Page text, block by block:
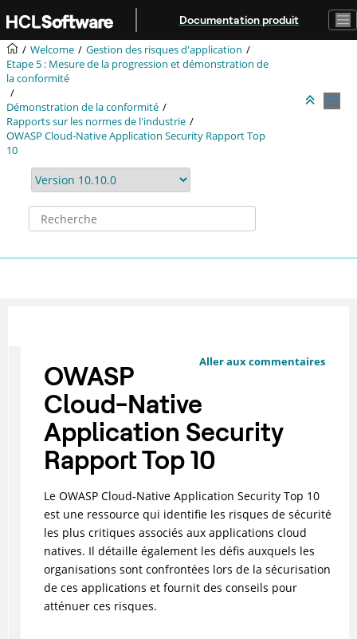
Aller au contenu principal
Documentation produit
Welcome
Gestion des risques d'application
Etape 5 : Mesure de la progression et démonstration de
la conformité
Démonstration de la conformité
Rapports sur les normes de l'industrie
OWASP Cloud-Native Application Security Rapport Top
10
Aller aux commentaires
OWASP
Cloud-Native
Application Security
Rapport Top 10
Le OWASP Cloud-Native Application Security Top 10
est une ressource qui identifie les risques de sécurité
les plus critiques associés aux applications cloud
natives. Il détaille également les défis auxquels les
organisations sont confrontées lors de la sécurisation
de ces applications et fournit des conseils pour
atténuer ces risques.